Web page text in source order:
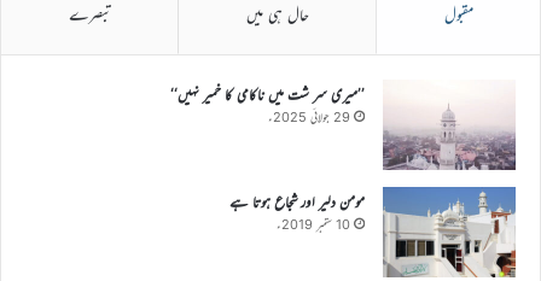
مقبول حال ہی میں تبصرے
’’میری سر شت میں ناکامی کا خمیر نہیں‘‘
29 جولائی 2025ء
مومن دلیر اور شجاع ہوتا ہے
10 ستمبر 2019ء